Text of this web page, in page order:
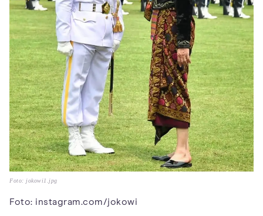
Foto: jokowi1.jpg
Foto: instagram.com/jokowi